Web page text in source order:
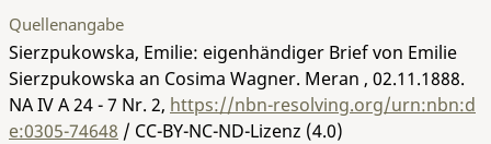
Quellenangabe
Sierzpukowska, Emilie: eigenhändiger Brief von Emilie
Sierzpukowska an Cosima Wagner. Meran , 02.11.1888.
NA IV A 24 - 7 Nr. 2, https://nbn-resolving.org/urn:nbn:d
e:0305-74648 / CC-BY-NC-ND-Lizenz (4.0)